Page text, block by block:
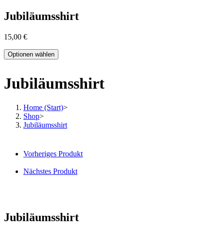
Jubiläumsshirt
15,00 €
Optionen wählen
Jubiläumsshirt
Home (Start)>
Shop>
Jubiläumsshirt
Vorheriges Produkt
Nächstes Produkt
Jubiläumsshirt